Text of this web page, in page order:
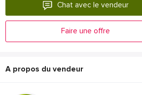
Chat avec le vendeur
Faire une offre
A propos du vendeur